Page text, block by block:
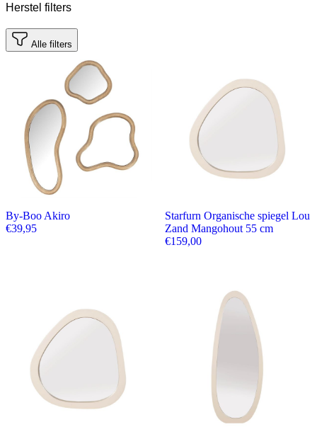
Herstel filters
Alle filters
By-Boo Akiro
€39,95
Starfurn Organische spiegel Lou
Zand Mangohout 55 cm
€159,00